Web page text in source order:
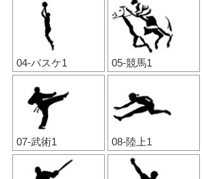
04-バスケ1 05-競馬1
07-武術1 08-陸上1